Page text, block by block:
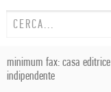
minimum fax: casa editrice
indipendente